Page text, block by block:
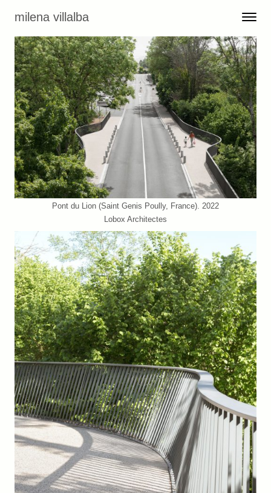
milena villalba Toggle
Menu
Pont du Lion (Saint Genis Poully, France). 2022
Lobox Architectes